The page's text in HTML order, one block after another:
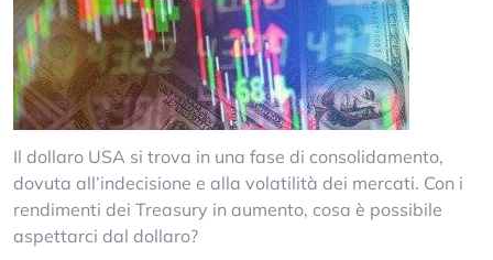
Il dollaro USA si trova in una fase di consolidamento,
dovuta all’indecisione e alla volatilità dei mercati. Con i
rendimenti dei Treasury in aumento, cosa è possibile
aspettarci dal dollaro?